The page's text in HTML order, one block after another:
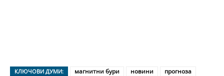
КЛЮЧОВИ ДУМИ: магнитни бури новини прогноза